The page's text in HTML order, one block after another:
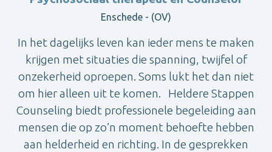
Enschede - (OV)
In het dagelijks leven kan ieder mens te maken
krijgen met situaties die spanning, twijfel of
onzekerheid oproepen. Soms lukt het dan niet
om hier alleen uit te komen. Heldere Stappen
Counseling biedt professionele begeleiding aan
mensen die op zo’n moment behoefte hebben
aan helderheid en richting.‍ In de gesprekken